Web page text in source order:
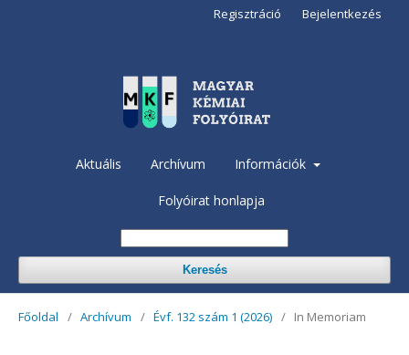
Aktuális Archívum Információk
Folyóirat honlapja
Keresés
Regisztráció Bejelentkezés
Főoldal / Archívum / Évf. 132 szám 1 (2026) / In Memoriam